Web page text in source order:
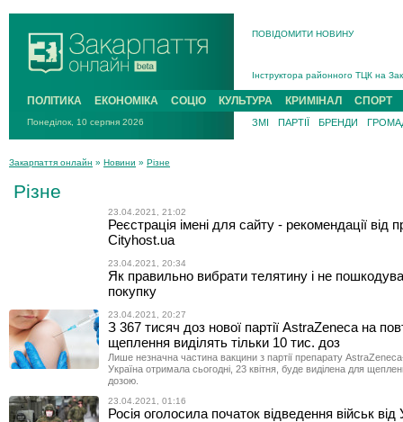
ПОВІДОМИТИ НОВИНУ
Інструктора районного ТЦК на
В Ужгороді попрощаються із
В Ужгороді 5 серпня
Підтвердили загибель
ПОЛІТИКА ЕКОНОМІКА СОЦІО КУЛЬТУРА КРИМІНАЛ СПОРТ
Понеділок, 10 серпня 2026 ЗМІ ПАРТІЇ БРЕНДИ
Закарпаття онлайн » Новини » Різне
Різне
23.04.2021, 21:02
Реєстрація імені для сайту - рекомендації від
Cityhost.ua
23.04.2021, 20:34
Як правильно вибрати телятину і не
покупку
23.04.2021, 20:27
З 367 тисяч доз нової партії AstraZeneca на
щеплення виділять тільки 10 тис. доз
Лише незначна частина вакцини з партії препарату
Україна отримала сьогодні, 23 квітня, буде виділена для
дозою.
23.04.2021, 01:16
Росія оголосила початок відведення військ від